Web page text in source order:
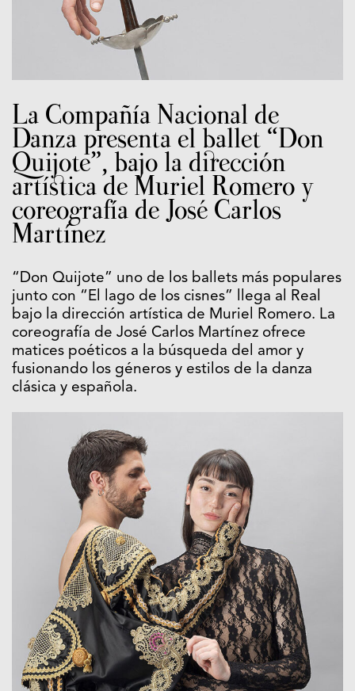
La Compañía Nacional de
Danza presenta el ballet “Don
Quijote”, bajo la dirección
artística de Muriel Romero y
coreografía de José Carlos
Martínez
“Don Quijote” uno de los ballets más populares
junto con “El lago de los cisnes” llega al Real
bajo la dirección artística de Muriel Romero. La
coreografía de José Carlos Martínez ofrece
matices poéticos a la búsqueda del amor y
fusionando los géneros y estilos de la danza
clásica y española.